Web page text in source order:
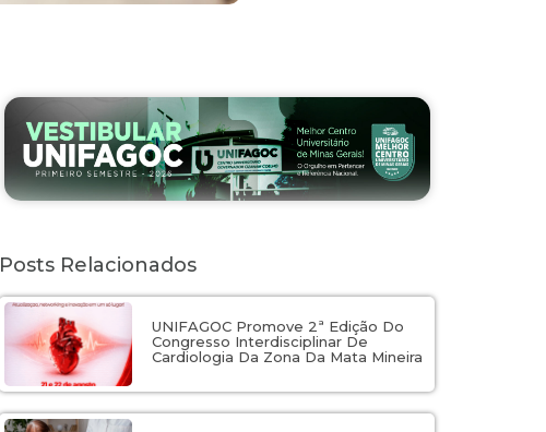
Posts Relacionados
UNIFAGOC Promove 2ª Edição Do
Congresso Interdisciplinar De
Cardiologia Da Zona Da Mata Mineira